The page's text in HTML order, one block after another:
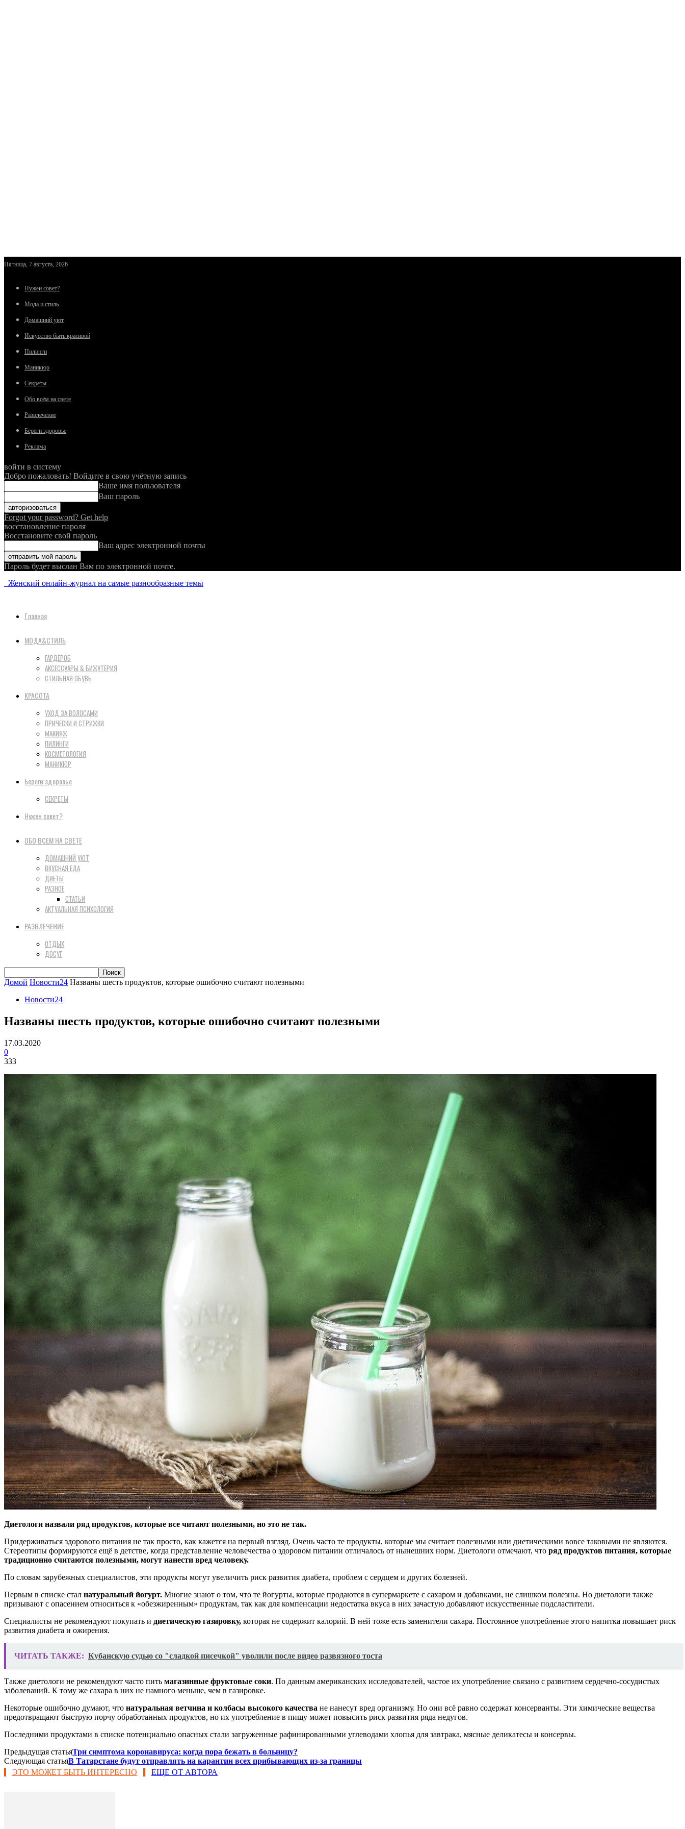
Пятница, 7 августа, 2026
Нужен совет?
Мода и стиль
Домашний уют
Искусство быть красивой
Пилинги
Маникюр
Секреты
Обо всём на свете
Развлечение
Береги здоровье
Реклама
войти в систему
Добро пожаловать! Войдите в свою учётную запись
Ваше имя пользователя
Ваш пароль
Forgot your password? Get help
восстановление пароля
Восстановите свой пароль
Ваш адрес электронной почты
Пароль будет выслан Вам по электронной почте.
Женский онлайн-журнал на самые разнообразные темы
Главная
МОДА&СТИЛЬ
ГАРДЕРОБ
АКСЕССУАРЫ & БИЖУТЕРИЯ
СТИЛЬНАЯ ОБУВЬ
КРАСОТА
УХОД ЗА ВОЛОСАМИ
ПРИЧЕСКИ И СТРИЖКИ
МАКИЯЖ
ПИЛИНГИ
КОСМЕТОЛОГИЯ
МАНИКЮР
Береги здоровье
СЕКРЕТЫ
Нужен совет?
ОБО ВСЕМ НА СВЕТЕ
ДОМАШНИЙ УЮТ
ВКУСНАЯ ЕДА
ДИЕТЫ
РАЗНОЕ
СТАТЬИ
АКТУАЛЬНАЯ ПСИХОЛОГИЯ
РАЗВЛЕЧЕНИЕ
ОТДЫХ
ДОСУГ
Домой Новости24 Названы шесть продуктов, которые ошибочно считают полезными
Новости24
Названы шесть продуктов, которые ошибочно считают полезными
17.03.2020
0
333
Диетологи назвали ряд продуктов, которые все читают полезными, но это не так.
Придерживаться здорового питания не так просто, как кажется на первый взгляд. Очень часто те продукты, которые мы считает полезными или диетическими вовсе таковыми не являются.
Стереотипы формируются ещё в детстве, когда представление человечества о здоровом питании отличалось от нынешних норм. Диетологи отмечают, что ряд продуктов питания, которые
традиционно считаются полезными, могут нанести вред человеку.
По словам зарубежных специалистов, эти продукты могут увеличить риск развития диабета, проблем с сердцем и других болезней.
Первым в списке стал натуральный йогурт. Многие знают о том, что те йогурты, которые продаются в супермаркете с сахаром и добавками, не слишком полезны. Но диетологи также
призывают с опасением относиться к «обезжиренным» продуктам, так как для компенсации недостатка вкуса в них зачастую добавляют искусственные подсластители.
Специалисты не рекомендуют покупать и диетическую газировку, которая не содержит калорий. В ней тоже есть заменители сахара. Постоянное употребление этого напитка повышает риск
развития диабета и ожирения.
ЧИТАТЬ ТАКЖЕ: Кубанскую судью со "сладкой писечкой" уволили после видео развязного тоста
Также диетологи не рекомендуют часто пить магазинные фруктовые соки. По данным американских исследователей, частое их употребление связано с развитием сердечно-сосудистых
заболеваний. К тому же сахара в них не намного меньше, чем в газировке.
Некоторые ошибочно думают, что натуральная ветчина и колбасы высокого качества не нанесут вред организму. Но они всё равно содержат консерванты. Эти химические вещества
предотвращают быструю порчу обработанных продуктов, но их употребление в пищу может повысить риск развития ряда недугов.
Последними продуктами в списке потенциально опасных стали загруженные рафинированными углеводами хлопья для завтрака, мясные деликатесы и консервы.
Предыдущая статьяТри симптома коронавируса: когда пора бежать в больницу?
Следующая статьяВ Татарстане будут отправлять на карантин всех прибывающих из-за границы
ЭТО МОЖЕТ БЫТЬ ИНТЕРЕСНО
ЕЩЕ ОТ АВТОРА